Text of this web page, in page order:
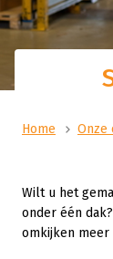
Home Onze
Wilt u het
onder één
omkijken meer